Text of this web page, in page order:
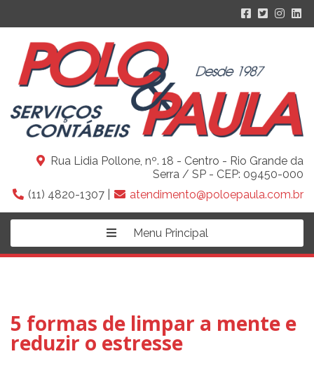
Rua Lidia Pollone, nº. 18 - Centro - Rio Grande da
Serra / SP - CEP: 09450-000
(11) 4820-1307 |
atendimento@poloepaula.com.br
Menu Principal
5 formas de limpar a mente e
reduzir o estresse